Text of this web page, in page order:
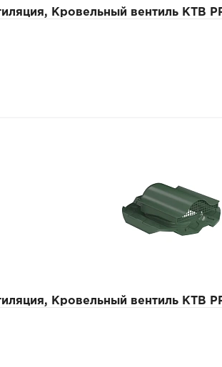
Кровельный вентиль КТВ
Кровельный вентиль КТВ